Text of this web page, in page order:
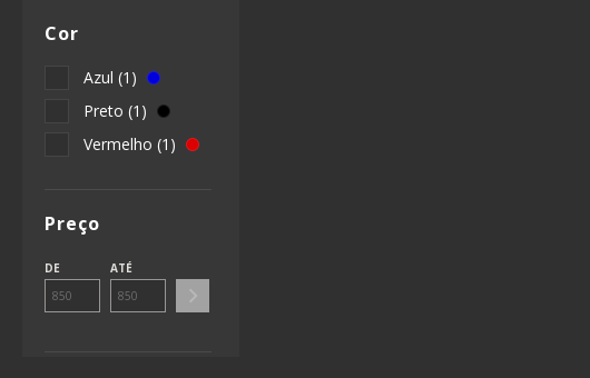
Cor
Azul (1)
Preto (1)
Vermelho (1)
Preço
DE ATÉ